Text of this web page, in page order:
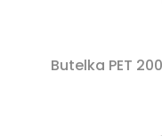
Butelka PET